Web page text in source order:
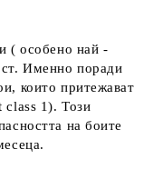
( особено най -
Именно поради
които притежават
class 1). Този
на боите